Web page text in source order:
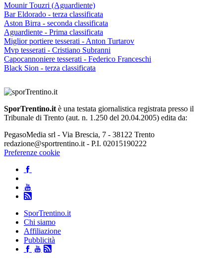
Mounir Touzri (Aguardiente)
Bar Eldorado - terza classificata
Aston Birra - seconda classificata
Aguardiente - Prima classificata
Miglior portiere tesserati - Anton Turtarov
Mvp tesserati - Cristiano Subranni
Capocannoniere tesserati - Federico Franceschi
Black Sion - terza classificata
SporTrentino.it è una testata giornalistica registrata presso il
Tribunale di Trento (aut. n. 1.250 del 20.04.2005) edita da:
PegasoMedia srl - Via Brescia, 7 - 38122 Trento
redazione@sportrentino.it - P.I. 02015190222
Preferenze cookie
SporTrentino.it
Chi siamo
Affiliazione
Pubblicità